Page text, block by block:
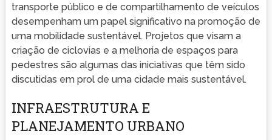
transporte público e de compartilhamento de veículos
desempenham um papel significativo na promoção de
uma mobilidade sustentável. Projetos que visam a
criação de ciclovias e a melhoria de espaços para
pedestres são algumas das iniciativas que têm sido
discutidas em prol de uma cidade mais sustentável.
INFRAESTRUTURA E
PLANEJAMENTO URBANO